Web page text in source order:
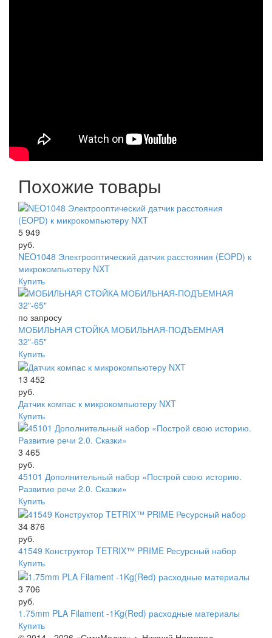
Похожие товары
5 949
руб.
NEO1048 Электрооптический датчик расстояния (EOPD) к
микрокомпьютеру NXT
Купить
по запросу
МОБИЛЬНАЯ СТОЙКА МОБИЛЬНАЯ-ПОДЪЕМНАЯ
32"-65"
Купить
13 452
руб.
Датчик компас к микрокомпьютеру NXT
Купить
3 465
руб.
45101 Дополнительный набор «Построй свою историю.
Развитие речи 2.0. Сказки»
Купить
34 876
руб.
41549 Конструктор TETRIX™ PRIME Ресурсный набор
Купить
3 706
руб.
1.75mm PLA Filament -1Kg(Red) расходные материалы
Купить